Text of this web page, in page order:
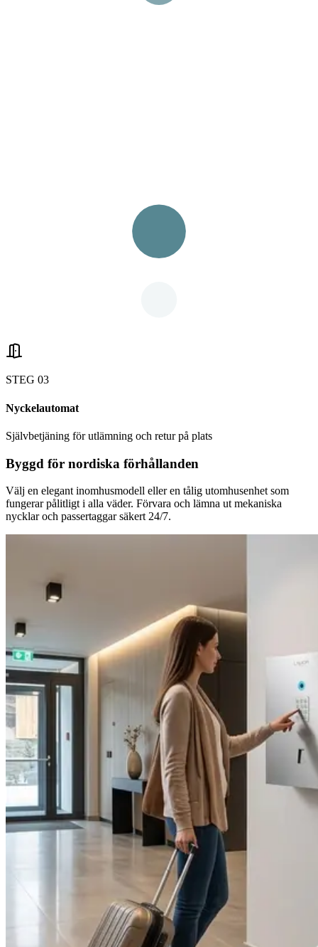
STEG 03
Nyckelautomat
Självbetjäning för utlämning och retur på plats
Byggd för nordiska förhållanden
Välj en elegant inomhusmodell eller en tålig utomhusenhet som
fungerar pålitligt i alla väder. Förvara och lämna ut mekaniska
nycklar och passertaggar säkert 24/7.